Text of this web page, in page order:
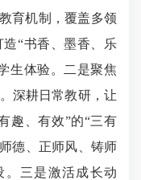
育机制，覆盖多领
“书香、墨香、乐
生体验。二是聚焦
深耕日常教研，让
趣、有效”的“三有
德、正师风、铸师
。三是激活成长动